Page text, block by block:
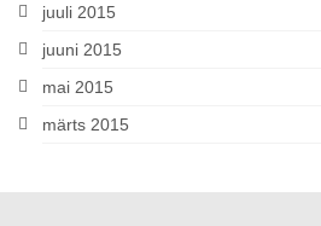
juuli 2015
juuni 2015
mai 2015
märts 2015